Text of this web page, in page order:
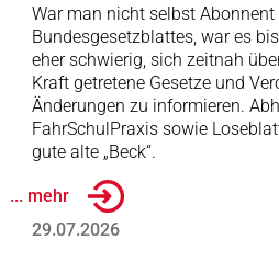
War man nicht selbst Abonnent
Bundesgesetzblattes, war es
eher schwierig, sich zeitnah
Kraft getretene Gesetze und
Änderungen zu informieren.
FahrSchulPraxis sowie
gute alte „Beck“.
... mehr
29.07.2026